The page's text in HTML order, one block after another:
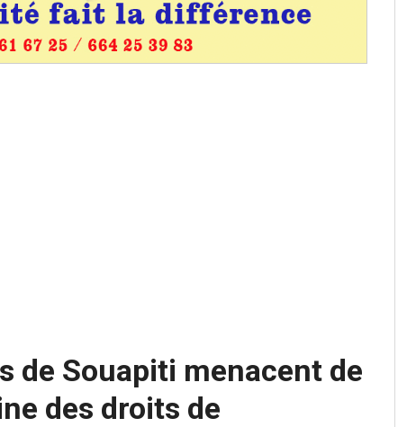
partiels des élections de mai
de Souapiti menacent de
des droits de